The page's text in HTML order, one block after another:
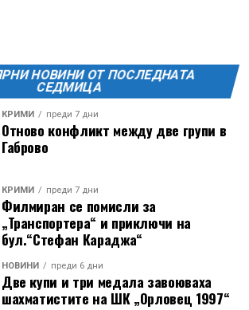
НОВИНИ ОТ ПОСЛЕДНАТА
СЕДМИЦА
КРИМИ преди 7 дни
Отново конфликт между две групи в
Габрово
КРИМИ преди 7 дни
Филмиран се помисли за
„Транспортера“ и приключи на
бул.“Стефан Караджа“
НОВИНИ преди 6 дни
Две купи и три медала завоюваха
шахматистите на ШК „Орловец 1997“